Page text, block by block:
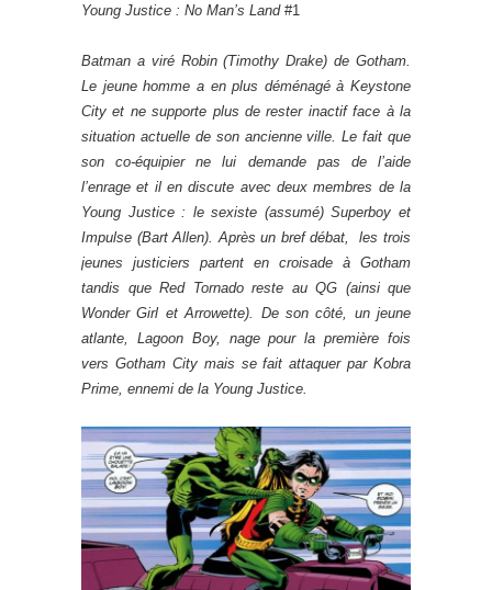
Young Justice : No Man’s Land#1
Batman a viré Robin (Timothy Drake) de Gotham.
Le jeune homme a en plus déménagé à Keystone
City et ne supporte plus de rester inactif face à la
situation actuelle de son ancienne ville. Le fait que
son co-équipier ne lui demande pas de l’aide
l’enrage et il en discute avec deux membres de la
Young Justice : le sexiste (assumé) Superboy et
Impulse (Bart Allen). Après un bref débat, les trois
jeunes justiciers partent en croisade à Gotham
tandis que Red Tornado reste au QG (ainsi que
Wonder Girl et Arrowette). De son côté, un jeune
atlante, Lagoon Boy, nage pour la première fois
vers Gotham City mais se fait attaquer par Kobra
Prime, ennemi de la Young Justice.